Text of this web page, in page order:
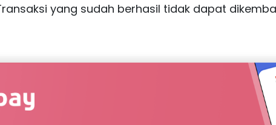
yang sudah berhasil tidak dapat